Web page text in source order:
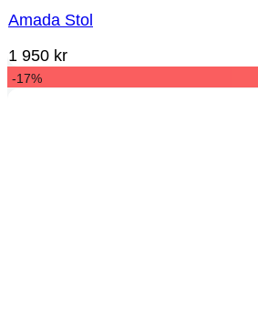
Amada Stol
1 950 kr
-17%